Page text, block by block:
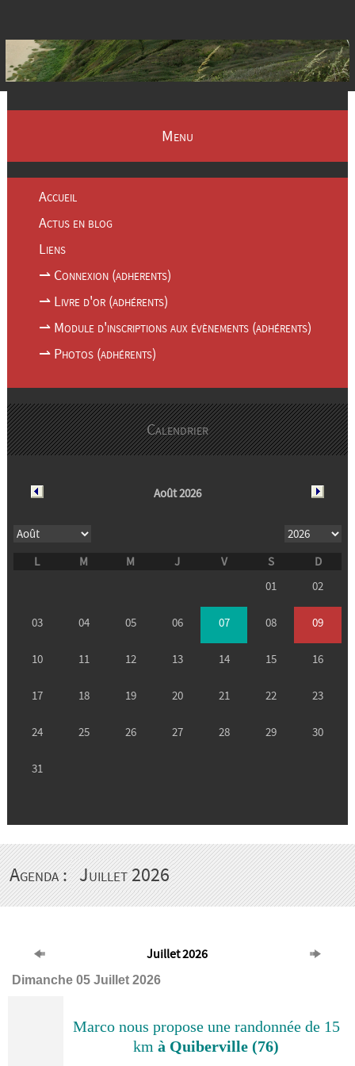
Menu
Accueil
Actus en blog
Liens
⇀ Connexion (adherents)
⇀ Livre d'or (adhérents)
⇀ Module d'inscriptions aux évènements (adhérents)
⇀ Photos (adhérents)
Calendrier
Agenda : Juillet 2026
Juillet 2026
Dimanche 05 Juillet 2026
Marco nous propose une randonnée de 15
km à Quiberville (76)